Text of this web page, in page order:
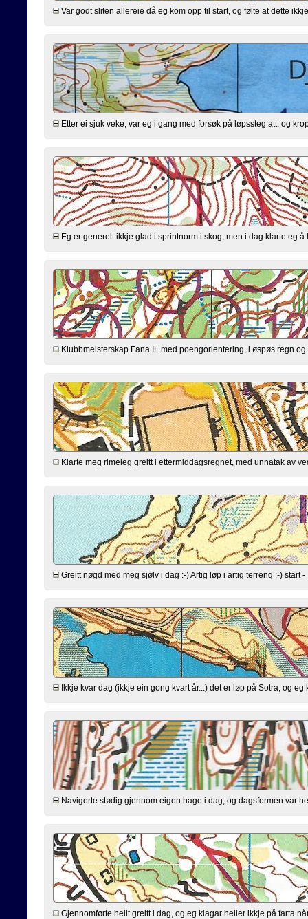
Var godt sliten allereie då eg kom opp til start, og følte at dette
Etter ei sjuk veke, var eg i gang med forsøk på løpssteg att, og
Eg er generelt ikkje glad i sprintnorm i skog, men i dag klarte eg
Klubbmeisterskap Fana IL med poengorientering, i øspøs regn
Klarte meg rimeleg greitt i ettermiddagsregnet, med unnatak av
Greitt nøgd med meg sjølv i dag :-) Artig løp i artig terreng :-) start
Ikkje kvar dag (ikkje ein gong kvart år...) det er løp på Sotra, og
Navigerte stødig gjennom eigen hage i dag, og dagsformen var
Gjennomførte heilt greitt i dag, og eg klagar heller ikkje på farta